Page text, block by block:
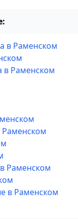
в Раменском
в Раменском
Раменском
в Раменском